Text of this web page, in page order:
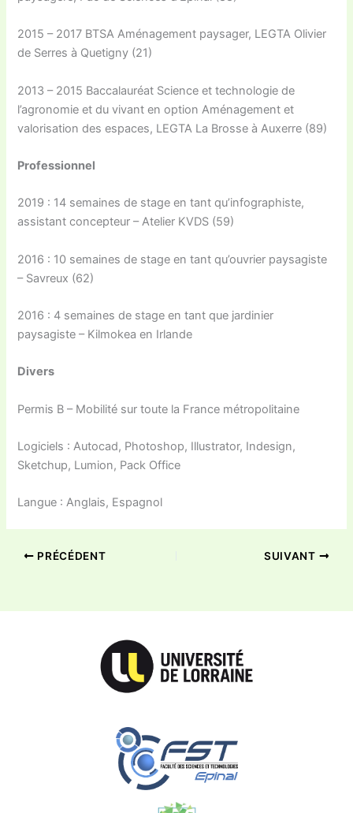
2015 – 2017 BTSA Aménagement paysager, LEGTA Olivier
de Serres à Quetigny (21)
2013 – 2015 Baccalauréat Science et technologie de
l’agronomie et du vivant en option Aménagement et
valorisation des espaces, LEGTA La Brosse à Auxerre (89)
Professionnel
2019 : 14 semaines de stage en tant qu’infographiste,
assistant concepteur – Atelier KVDS (59)
2016 : 10 semaines de stage en tant qu’ouvrier paysagiste
– Savreux (62)
2016 : 4 semaines de stage en tant que jardinier
paysagiste – Kilmokea en Irlande
Divers
Permis B – Mobilité sur toute la France métropolitaine
Logiciels : Autocad, Photoshop, Illustrator, Indesign,
Sketchup, Lumion, Pack Office
Langue : Anglais, Espagnol
PRÉCÉDENT SUIVANT